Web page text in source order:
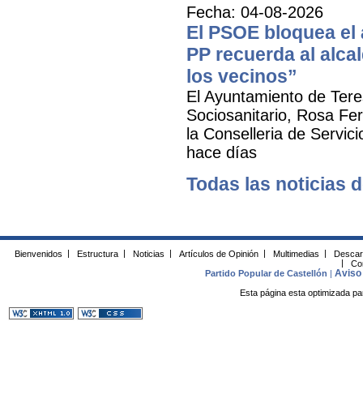
Fecha: 04-08-2026
El PSOE bloquea
PP recuerda al
los vecinos”
El Ayuntamiento de
Sociosanitario, Rosa
la Conselleria de
hace días
Todas las noticias
Bienvenidos Estructura Noticias Artículos de Opinión Multimedias
Partido Popular de Castellón
|Aviso
Esta página esta optimizada